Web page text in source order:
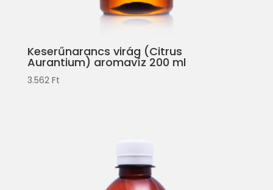
Keserűnarancs virág (Citrus
Aurantium) aromavíz 200 ml
3.562 Ft